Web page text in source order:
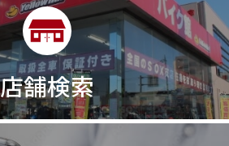
2級ボイラー技士2輪
30th Anniversary
30万以下30周年
ル313cc320台限定
35ps390390ADVENTURE
ドベンチャー
店舗検索